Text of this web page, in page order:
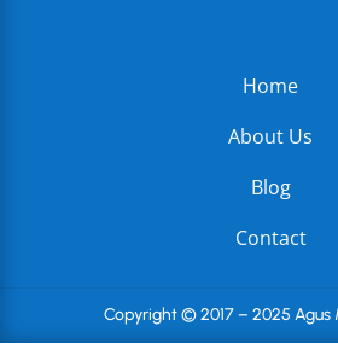
Home
About Us
Blog
Contact
Copyright © 2017 – 2025 Agus